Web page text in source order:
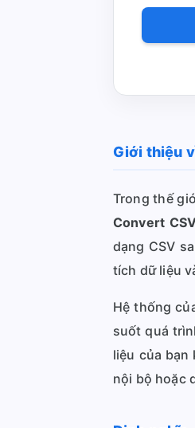
Giới thiệu
Trong thế
Convert
dạng CSV
tích dữ liệu
Hệ thống
suốt quá
liệu của
nội bộ hoặc